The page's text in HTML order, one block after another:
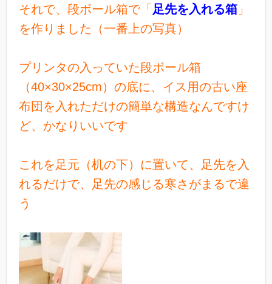
それで、段ボール箱で「 足先を入れる箱 」
を作りました（一番上の写真）
プリンタの入っていた段ボール箱
（40×30×25cm）の底に、イス用の古い座
布団を入れただけの簡単な構造なんですけ
ど、かなりいいです
これを足元（机の下）に置いて、足先を入
れるだけで、足先の感じる寒さがまるで違
う